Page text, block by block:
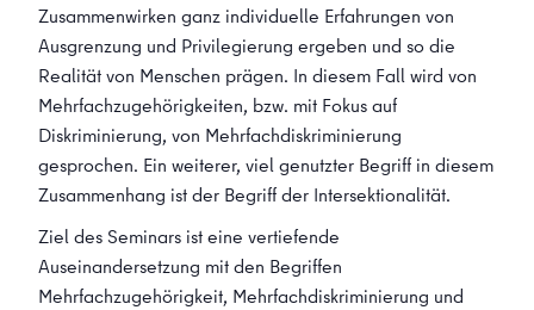
Zusammenwirken ganz individuelle Erfahrungen von
Ausgrenzung und Privilegierung ergeben und so die
Realität von Menschen prägen. In diesem Fall wird von
Mehrfachzugehörigkeiten, bzw. mit Fokus auf
Diskriminierung, von Mehrfachdiskriminierung
gesprochen. Ein weiterer, viel genutzter Begriff in diesem
Zusammenhang ist der Begriff der Intersektionalität.
Ziel des Seminars ist eine vertiefende
Auseinandersetzung mit den Begriffen
Mehrfachzugehörigkeit, Mehrfachdiskriminierung und